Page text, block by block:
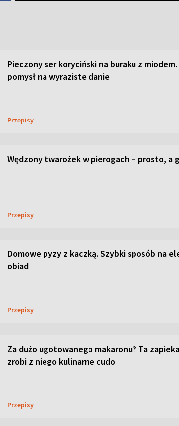
Pieczony ser koryciński na buraku z
pomysł na wyraziste danie
Przepisy
Wędzony twarożek w pierogach – prosto, a
Przepisy
Domowe pyzy z kaczką. Szybki sposób na
obiad
Przepisy
Za dużo ugotowanego makaronu? Ta
zrobi z niego kulinarne cudo
Przepisy